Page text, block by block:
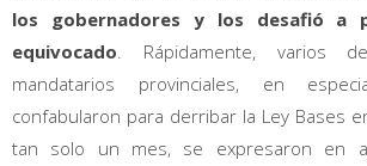
los gobernadores y los desafió a
equivocado . Rápidamente, varios
mandatarios provinciales, en
confabularon para derribar la Ley Bases
tan solo un mes, se expresaron en